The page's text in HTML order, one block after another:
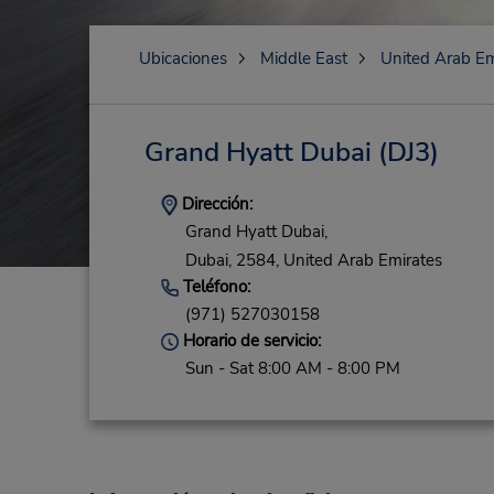
Ubicaciones Middle East United Arab
Grand Hyatt Dubai (DJ3)
Dirección:
Grand Hyatt Dubai,
Dubai, 2584, United Arab Emirates
Teléfono:
(971) 527030158
Horario de servicio:
Sun - Sat 8:00 AM - 8:00 PM